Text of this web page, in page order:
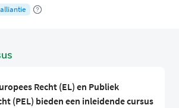
alliantie
Recht (EL) en Publiek
(PEL) bieden een inleidende cursus